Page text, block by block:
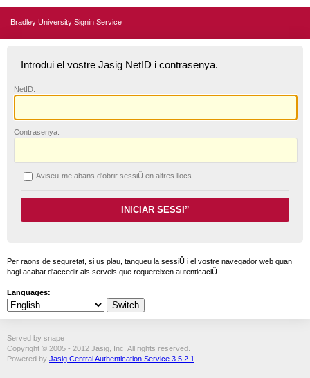
Bradley University Signin Service
Introdui el vostre Jasig NetID i contrasenya.
NetID:
Contrasenya:
Aviseu-me abans d'obrir sessiÛ en altres llocs.
Per raons de seguretat, si us plau, tanqueu la sessiÛ i el vostre navegador web quan
hagi acabat d'accedir als serveis que requereixen autenticaciÛ.
Languages:
Served by snape
Copyright © 2005 - 2012 Jasig, Inc. All rights reserved.
Powered by Jasig Central Authentication Service 3.5.2.1